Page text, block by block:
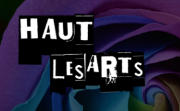
Passer
au
contenu